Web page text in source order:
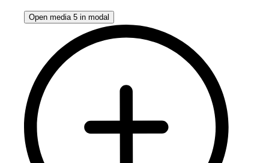
Open media 5 in modal